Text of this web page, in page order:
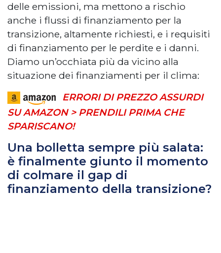
delle emissioni, ma mettono a rischio
anche i flussi di finanziamento per la
transizione, altamente richiesti, e i requisiti
di finanziamento per le perdite e i danni.
Diamo un’occhiata più da vicino alla
situazione dei finanziamenti per il clima:
ERRORI DI PREZZO ASSURDI
SU AMAZON > PRENDILI PRIMA CHE
SPARISCANO!
Una bolletta sempre più salata:
è finalmente giunto il momento
di colmare il gap di
finanziamento della transizione?